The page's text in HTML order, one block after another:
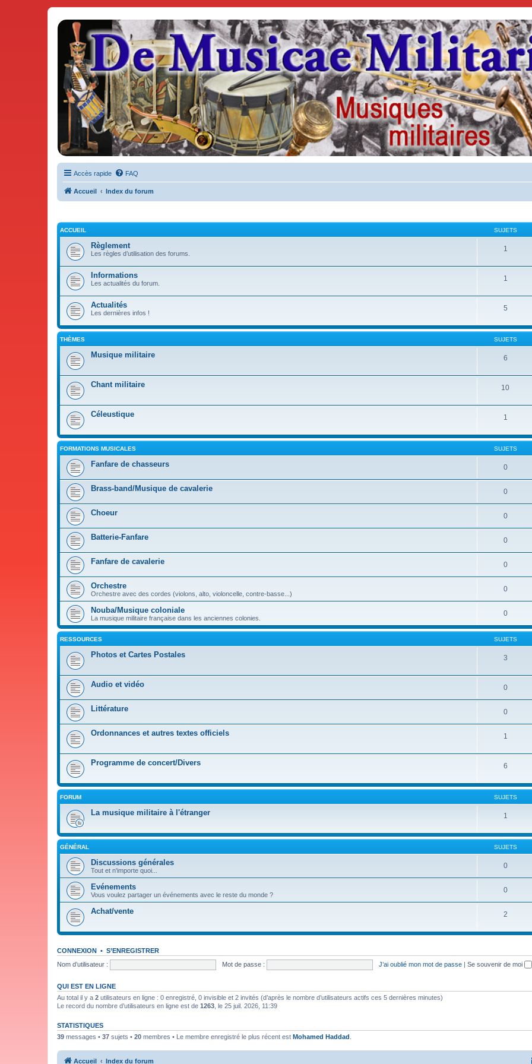
De Musicae Militari - Forums
Forums de discussions
Accès rapide FAQ
Accueil Index du forum
ACCUEIL SUJETS
Règlement
Les règles d’utilisation des forums.
1
Informations
Les actualités du forum.
1
Actualités
Les dernières infos !
5
THÈMES SUJETS
Musique militaire 6
Chant militaire 10
Céleustique 1
FORMATIONS MUSICALES SUJETS
Fanfare de chasseurs 0
Brass-band/Musique de cavalerie 0
Choeur 0
Batterie-Fanfare 0
Fanfare de cavalerie 0
Orchestre
Orchestre avec des cordes (violons, alto, violoncelle, contre-basse...)
0
Nouba/Musique coloniale
La musique militaire française dans les anciennes colonies.
0
RESSOURCES SUJETS
Photos et Cartes Postales 3
Audio et vidéo 0
Littérature 0
Ordonnances et autres textes officiels 1
Programme de concert/Divers 6
FORUM SUJETS
La musique militaire à l'étranger 1
GÉNÉRAL SUJETS
Discussions générales
Tout et n'importe quoi...
0
Evénements
Vous voulez partager un événements avec le reste du monde ?
0
Achat/vente 2
CONNEXION • S’ENREGISTRER
Nom d’utilisateur :
Mot de passe : J’ai oublié mon mot de passe | Se souvenir de moi
QUI EST EN LIGNE
Au total il y a 2 utilisateurs en ligne : 0 enregistré, 0 invisible et 2 invités (d’après le nombre d’utilisateurs actifs ces 5 dernières minutes)
Le record du nombre d’utilisateurs en ligne est de 1263 , le 25 juil. 2026, 11:39
STATISTIQUES
39 messages • 37 sujets • 20 membres • Le membre enregistré le plus récent est Mohamed Haddad
Accueil Index du forum